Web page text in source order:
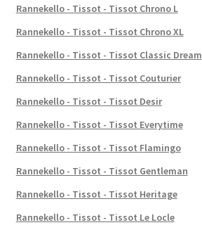
Rannekello - Tissot - Tissot Chrono L
Rannekello - Tissot - Tissot Chrono XL
Rannekello - Tissot - Tissot Classic Dream
Rannekello - Tissot - Tissot Couturier
Rannekello - Tissot - Tissot Desir
Rannekello - Tissot - Tissot Everytime
Rannekello - Tissot - Tissot Flamingo
Rannekello - Tissot - Tissot Gentleman
Rannekello - Tissot - Tissot Heritage
Rannekello - Tissot - Tissot Le Locle